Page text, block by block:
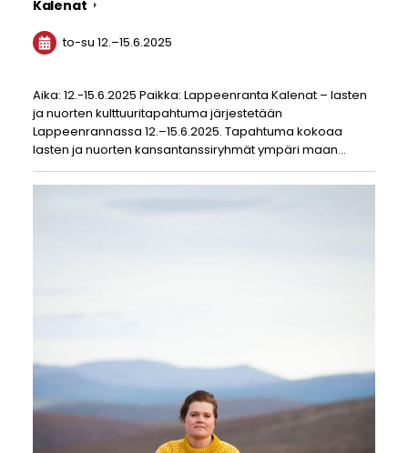
Kalenat
to-su 12.–15.6.2025
Aika: 12.-15.6.2025 Paikka: Lappeenranta Kalenat – lasten
ja nuorten kulttuuritapahtuma järjestetään
Lappeenrannassa 12.–15.6.2025. Tapahtuma kokoaa
lasten ja nuorten kansantanssiryhmät ympäri maan…